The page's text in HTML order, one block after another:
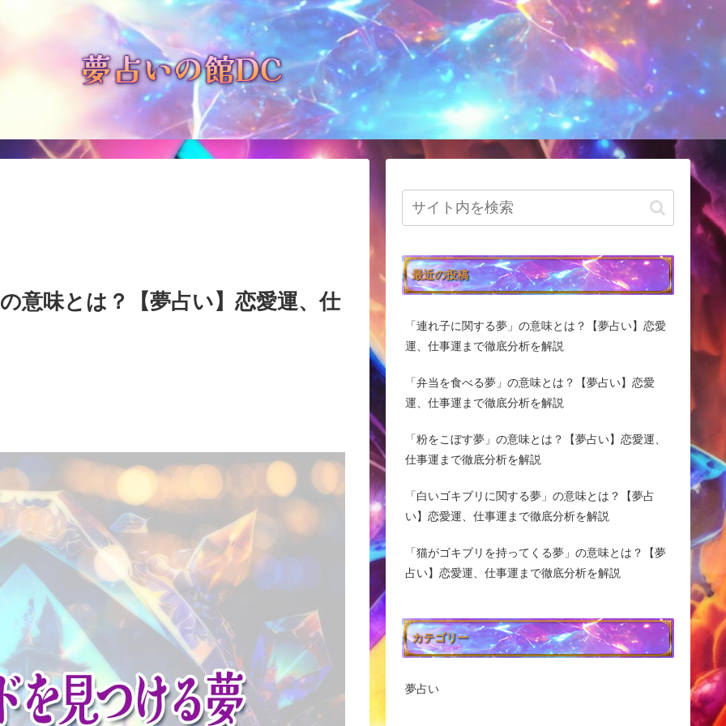
意味とは？【夢占い】恋愛運、仕
最近の投稿
「連れ子に関する夢」の意味とは？【夢占い】恋愛
運、仕事運まで徹底分析を解説
「弁当を食べる夢」の意味とは？【夢占い】恋愛
運、仕事運まで徹底分析を解説
「粉をこぼす夢」の意味とは？【夢占い】恋愛運、
仕事運まで徹底分析を解説
「白いゴキブリに関する夢」の意味とは？【夢占
い】恋愛運、仕事運まで徹底分析を解説
「猫がゴキブリを持ってくる夢」の意味とは？【夢
占い】恋愛運、仕事運まで徹底分析を解説
カテゴリー
夢占い